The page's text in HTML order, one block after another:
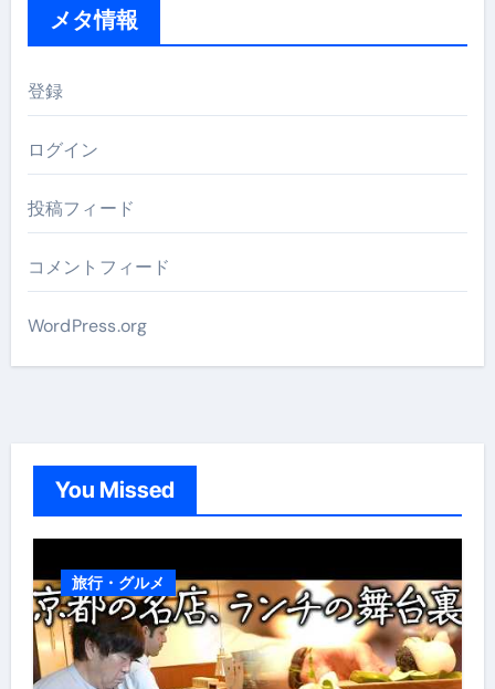
メタ情報
登録
ログイン
投稿フィード
コメントフィード
WordPress.org
You Missed
旅行・グルメ